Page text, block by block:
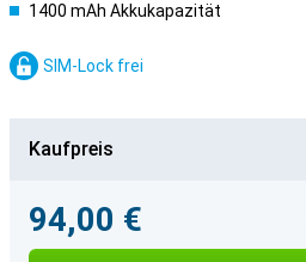
1400 mAh Akkukapazität
SIM-Lock frei
Kaufpreis
94,00 €